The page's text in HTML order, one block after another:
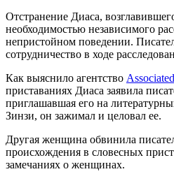
Отстранение Диаса,
необходимостью независимого
непристойном поведении.
сотрудничество в ходе
Как выяснило агентство
приставаниях Диаса заявила
приглашавшая его на
Зинзи, он зажимал и целовал ее.
Другая женщина обвинила
происхождения в словесных
замечаниях о женщинах.